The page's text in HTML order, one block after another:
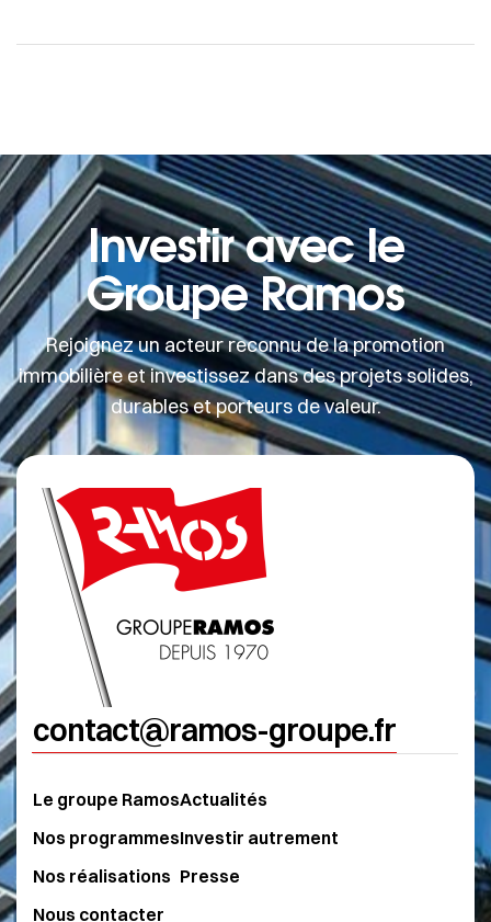
Investir avec le
Groupe Ramos
Rejoignez un acteur reconnu de la promotion
immobilière et investissez dans des projets solides,
durables et porteurs de valeur.
Le groupe Ramos
Nos programmes
Nos réalisations
Nous contacter
Actualités
Investir autrement
Presse
contact@ramos-groupe.fr